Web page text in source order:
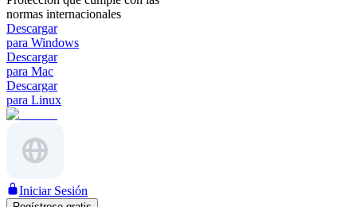
normas internacionales
Descargar
para Windows
Descargar
para Mac
Descargar
para Linux
Iniciar Sesión